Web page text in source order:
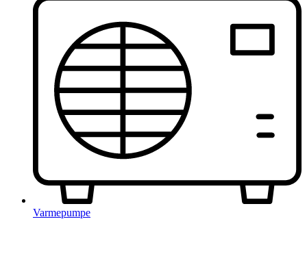
Varmepumpe